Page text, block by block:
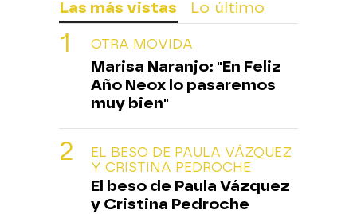
Las más vistas Lo último
OTRA MOVIDA
Marisa Naranjo: "En Feliz
Año Neox lo pasaremos
muy bien"
EL BESO DE PAULA VÁZQUEZ
Y CRISTINA PEDROCHE
El beso de Paula Vázquez
y Cristina Pedroche